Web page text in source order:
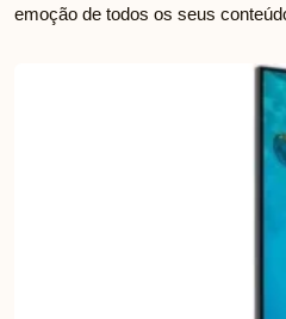
emoção de todos os seus